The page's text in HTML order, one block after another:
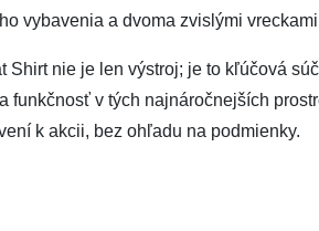
vybavenia a dvoma zvislými
Shirt nie je len výstroj; je to kľúčová
funkčnosť v tých najnáročnejších
k akcii, bez ohľadu na podmienky.